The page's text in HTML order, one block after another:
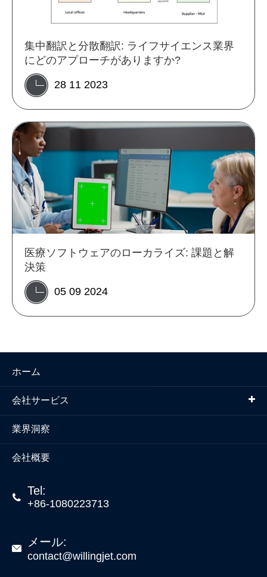
集中翻訳と分散翻訳: ライフサイエンス業界
にどのアプローチがありますか?
28 11 2023
医療ソフトウェアのローカライズ: 課題と解
決策
05 09 2024
ホーム
会社サービス
業界洞察
会社概要
 Tel:
+86-1080223713
 メール:
contact@willingjet.com